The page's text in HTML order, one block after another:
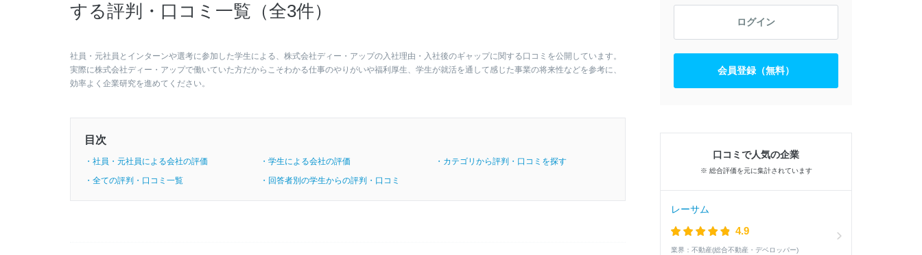
する評判・口コミ一覧（全3件）
社員・元社員とインターンや選考に参加した学生による、株式会社ディー・アップの入社理由・入社後のギャップに関する口コミを公開しています。
実際に株式会社ディー・アップで働いていた方だからこそわかる仕事のやりがいや福利厚生、学生が就活を通して感じた事業の将来性などを参考に、
効率よく企業研究を進めてください。
目次
・社員・元社員による会社の評価 ・学生による会社の評価
・カテゴリから評判・口コミを探す
・全ての評判・口コミ一覧
・回答者別の学生からの評判・口コミ
ログイン
会員登録（無料）
口コミで人気の企業
※ 総合評価を元に集計されています
レーサム
4.9
業界： 不動産(総合不動産・デベロッパー)